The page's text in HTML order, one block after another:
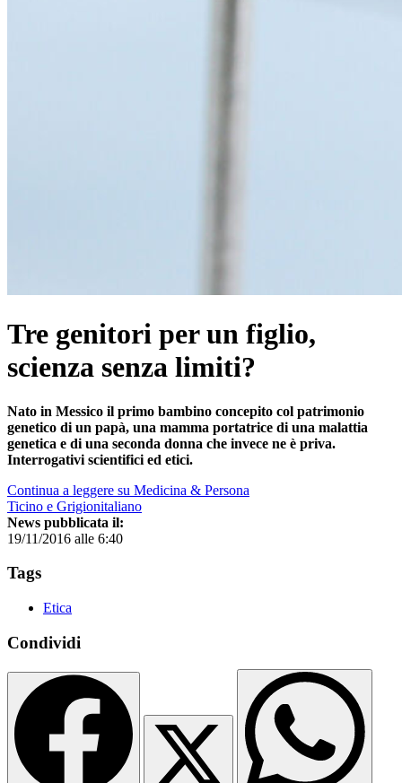
Tre genitori per un figlio,
scienza senza limiti?
Nato in Messico il primo bambino concepito col patrimonio
genetico di un papà, una mamma portatrice di una malattia
genetica e di una seconda donna che invece ne è priva.
Interrogativi scientifici ed etici.
Continua a leggere su Medicina & Persona
Ticino e Grigionitaliano
News pubblicata il:
19/11/2016 alle 6:40
Tags
Etica
Condividi